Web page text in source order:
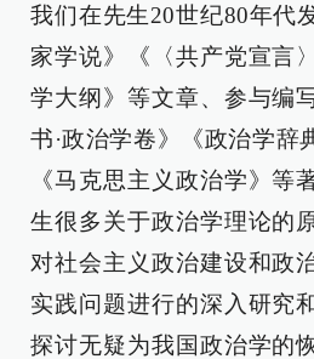
我们在先生20世纪80年代
家学说》《〈共产党宣言
学大纲》等文章、参与编
书·政治学卷》《政治学辞
《马克思主义政治学》等
生很多关于政治学理论的
对社会主义政治建设和政
实践问题进行的深入研究
探讨无疑为我国政治学的